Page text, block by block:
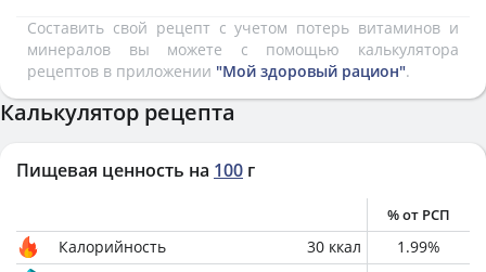
Составить свой рецепт с учетом потерь витаминов и
минералов вы можете с помощью калькулятора
рецептов в приложении "Мой здоровый рацион".
Калькулятор рецепта
Пищевая ценность на 100 г
% от РСП
Калорийность 30 ккал 1.99%